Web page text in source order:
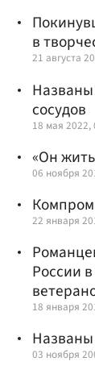
в
21 августа
сосудов
18 мая 2022,
«Он
06 ноября
22 января
России
18 января
03 ноября